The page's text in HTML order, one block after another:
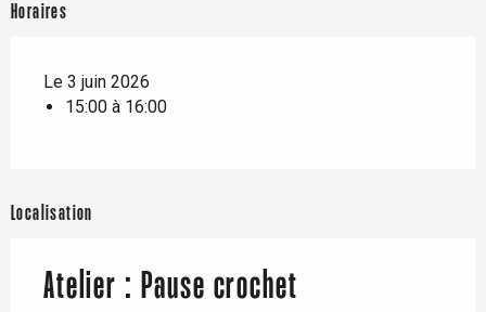
Horaires
Le 3 juin 2026
15:00 à 16:00
Localisation
Atelier : Pause crochet